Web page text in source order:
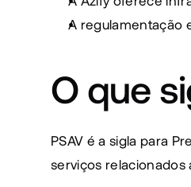
A regulamentação
O que
PSAV é a sigla para
serviços